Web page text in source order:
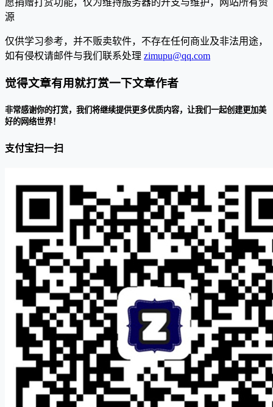
愿捐赠打赏功能，仅为维持服务器的开支与维护，网站所有资
源
仅供学习参考，并不贩卖软件，不存在任何商业及非法用途，
如有侵权请邮件与我们联系处理 zimupu@qq.com
觉得文章有用就打赏一下文章作者
非常感谢你的打赏，我们将继续提供更多优质内容，让我们一起创建更加美
好的网络世界！
支付宝扫一扫